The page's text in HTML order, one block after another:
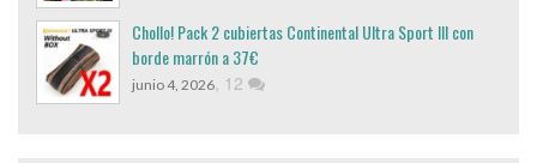
Chollo! Pack 2 cubiertas Continental Ultra Sport III con
borde marrón a 37€
junio 4, 2026, 12